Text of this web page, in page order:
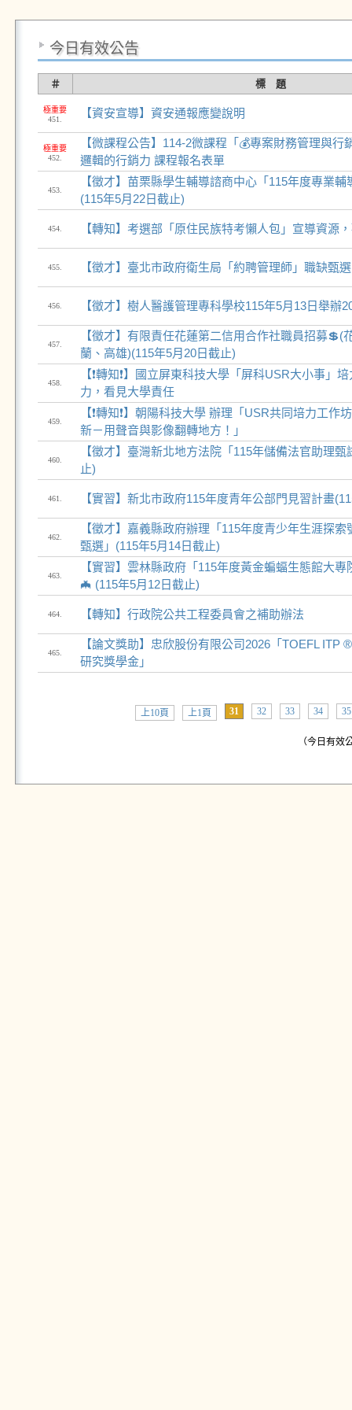
今日有效公告
＃ 標 題
極重要
451.
【資安宣導】資安通報應變說明
極重要
452.
【微課程公告】114-2微課程「💰專案財務管理與行
邏輯的行銷力 課程報名表單
453.
【徵才】苗栗縣學生輔導諮商中心「115年度專業
(115年5月22日截止)
454. 【轉知】考選部「原住民族特考懶人包」宣導資源
455. 【徵才】臺北市政府衛生局「約聘管理師」職缺甄
456. 【徵才】樹人醫護管理專科學校115年5月13日舉辦
457.
【徵才】有限責任花蓮第二信用合作社職員招募💲(
蘭、高雄)(115年5月20日截止)
458.
【❗轉知❗】國立屏東科技大學「屏科USR大小事」
力，看見大學責任
459.
【❗轉知❗】朝陽科技大學 辦理「USR共同培力工作
新－用聲音與影像翻轉地方！」
460.
【徵才】臺灣新北地方法院「115年儲備法官助理
止)
461. 【實習】新北市政府115年度青年公部門見習計畫
462.
【徵才】嘉義縣政府辦理「115年度青少年生涯探
甄選」(115年5月14日截止)
463.
【實習】雲林縣政府「115年度黃金蝙蝠生態館大
🦇 (115年5月12日截止)
464. 【轉知】行政院公共工程委員會之補助辦法
465.
【論文獎助】忠欣股份有限公司2026「TOEFL ITP
研究獎學金」
上10頁 上1頁 31 32 33 34 35
（今日有效